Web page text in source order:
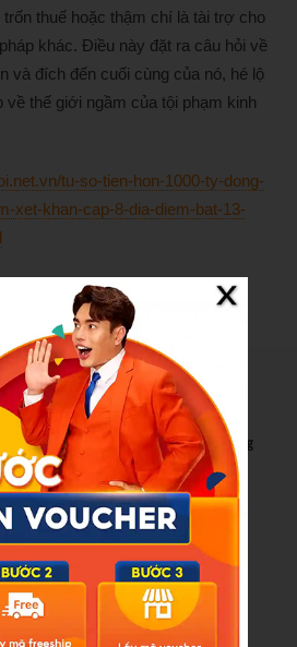
thuế hoặc thậm chí là tài trợ cho
khác. Điều này đặt ra câu hỏi về
và đích đến cuối cùng của nó, hé lộ
thế giới ngầm của tội phạm kinh
tu-so-tien-hon-1000-ty-dong-
xet-khan-cap-8-dia-diem-bat-13-
New Posts
trên Biển Đông: Vì sao không ảnh hưởng
cảnh giác cao độ?
lừa đảo kết hôn: Khi sính lễ trở thành ‘cái